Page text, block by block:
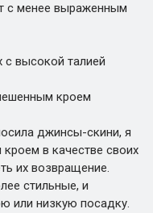
с менее выраженным
высокой талией
кроем
джинсы-скини, я
в качестве своих
их возвращение.
стильные, и
или низкую посадку.